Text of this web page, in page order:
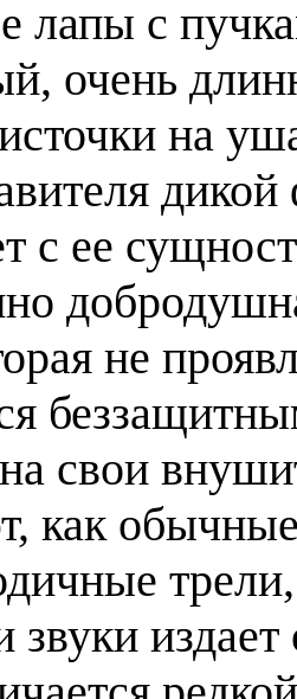
лапы с
очень
на
с ее
не
свои
как
звуки